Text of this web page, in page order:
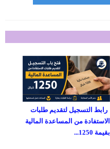
رابط التسجيل لتقديم طلبات
الاستفادة من المساعدة المالية
بقيمة 1250...